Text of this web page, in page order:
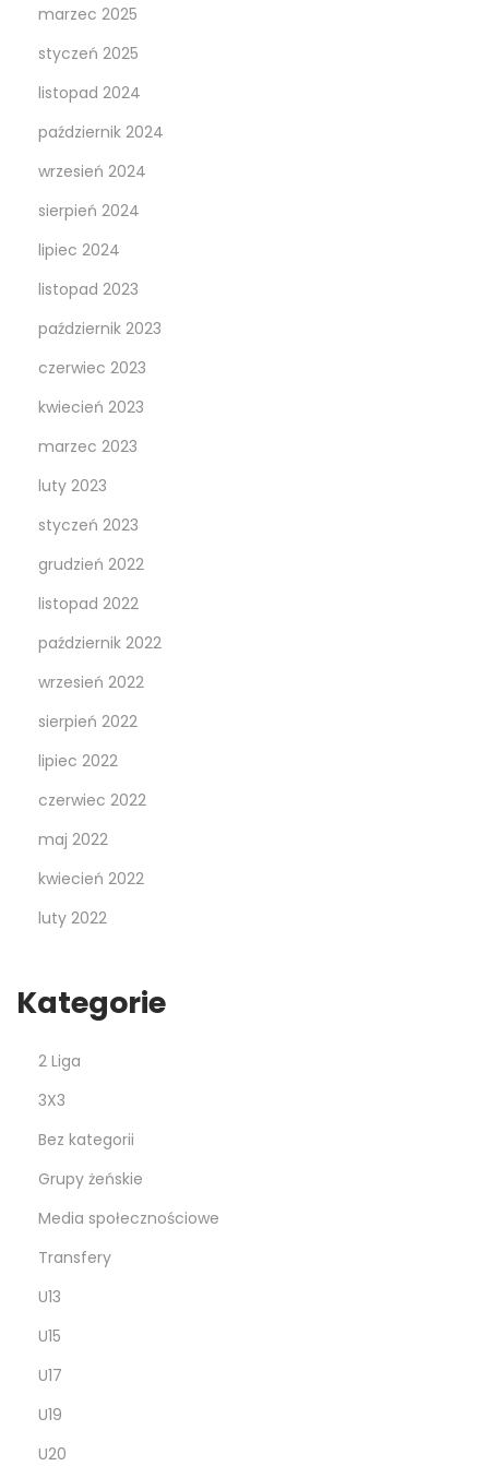
marzec 2025
styczeń 2025
listopad 2024
październik 2024
wrzesień 2024
sierpień 2024
lipiec 2024
listopad 2023
październik 2023
czerwiec 2023
kwiecień 2023
marzec 2023
luty 2023
styczeń 2023
grudzień 2022
listopad 2022
październik 2022
wrzesień 2022
sierpień 2022
lipiec 2022
czerwiec 2022
maj 2022
kwiecień 2022
luty 2022
Kategorie
2 Liga
3X3
Bez kategorii
Grupy żeńskie
Media społecznościowe
Transfery
U13
U15
U17
U19
U20